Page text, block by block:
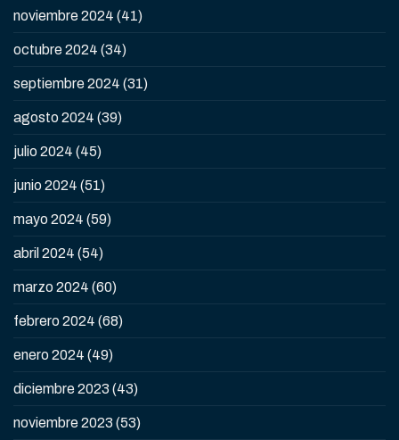
noviembre 2024 (41)
octubre 2024 (34)
septiembre 2024 (31)
agosto 2024 (39)
julio 2024 (45)
junio 2024 (51)
mayo 2024 (59)
abril 2024 (54)
marzo 2024 (60)
febrero 2024 (68)
enero 2024 (49)
diciembre 2023 (43)
noviembre 2023 (53)